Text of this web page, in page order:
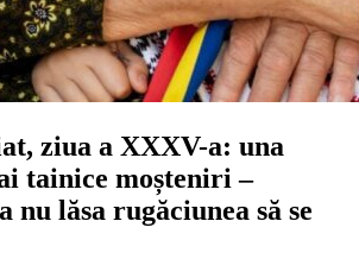
ziua a XXXV-a: una
tainice moșteniri –
nu lăsa rugăciunea să se